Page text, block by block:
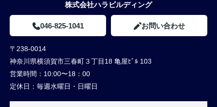
株式会社ハラビルディング
046-825-1041 お問い合わせ
〒238-0014
神奈川県横須賀市三春町３丁目18 亀屋ﾋﾞﾙ 103
営業時間： 10:00〜18：00
定休日： 毎週水曜日・日曜日